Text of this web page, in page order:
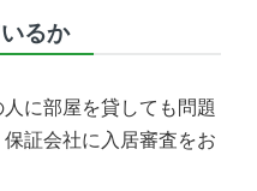
るか
に部屋を貸しても問題
証会社に入居審査をお